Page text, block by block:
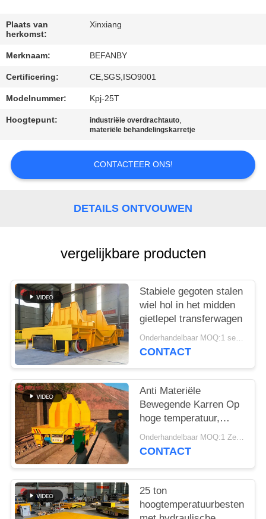
VERZOEK
OM EEN
CITAAT
SITEMAP
Plaats van
herkomst:
Xinxiang
Merknaam: BEFANBY
Certificering: CE,SGS,ISO9001
Modelnummer: Kpj-25T
Hoogtepunt: industriële overdrachtauto,
materiële behandelingskarretje
CONTACTEER ONS!
DETAILS ONTVOUWEN
vergelijkbare producten
Stabiele gegoten stalen
wiel hol in het midden
gietlepel transferwagen
Onderhandelbaar MOQ:1 set/sets
CONTACT
Anti Materiële
Bewegende Karren Op
hoge temperatuur,
gietlepel van het de
Karrenmetaal van de
voor gieterij
Onderhandelbaar MOQ:1 Zet / Sets
CONTACT
25 ton
hoogtemperatuurbestendig